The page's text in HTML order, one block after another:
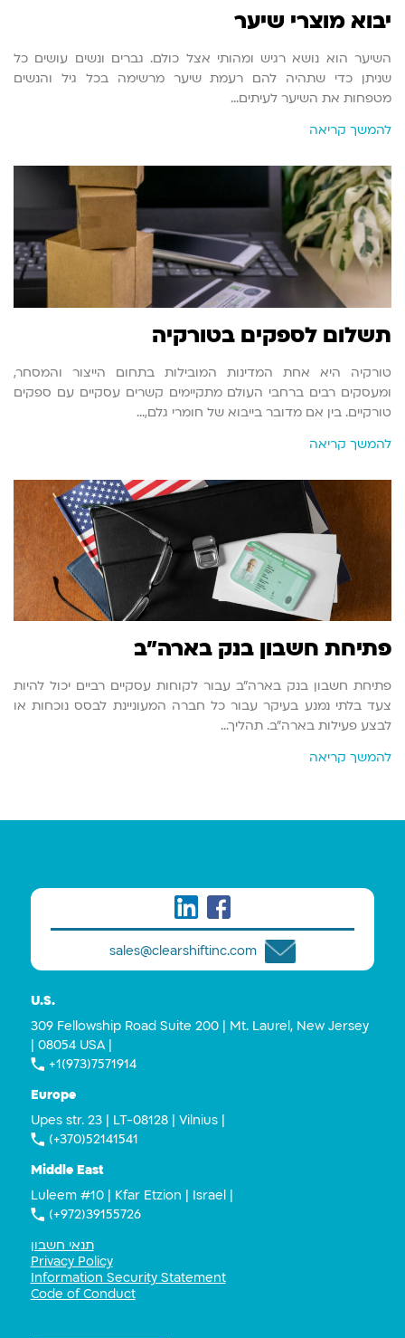
יבוא מוצרי שיער
השיער הוא נושא רגיש ומהותי אצל כולם. גברים ונשים עושים כל
שניתן כדי שתהיה להם רעמת שיער מרשימה בכל גיל והנשים
מטפחות את השיער לעיתים…
להמשך קריאה
תשלום לספקים בטורקיה
טורקיה היא אחת המדינות המובילות בתחום הייצור והמסחר,
ומעסקים רבים ברחבי העולם מתקיימים קשרים עסקיים עם ספקים
טורקיים. בין אם מדובר בייבוא של חומרי גלם,…
להמשך קריאה
פתיחת חשבון בנק בארה"ב
פתיחת חשבון בנק בארה"ב עבור לקוחות עסקיים רביים יכול להיות
צעד בלתי נמנע בעיקר עבור כל חברה המעוניינת לבסס נוכחות או
לבצע פעילות בארה"ב. תהליך…
להמשך קריאה
sales@clearshiftinc.com
U.S.
309 Fellowship Road Suite 200 | Mt. Laurel, New Jersey
| 08054 USA |
+1(973)7571914
Europe
Upes str. 23 | LT-08128 | Vilnius |
(+370)52141541
Middle East
Luleem #10 | Kfar Etzion | Israel |
(+972)39155726
תנאי חשבון
Privacy Policy
Information Security Statement
Code of Conduct